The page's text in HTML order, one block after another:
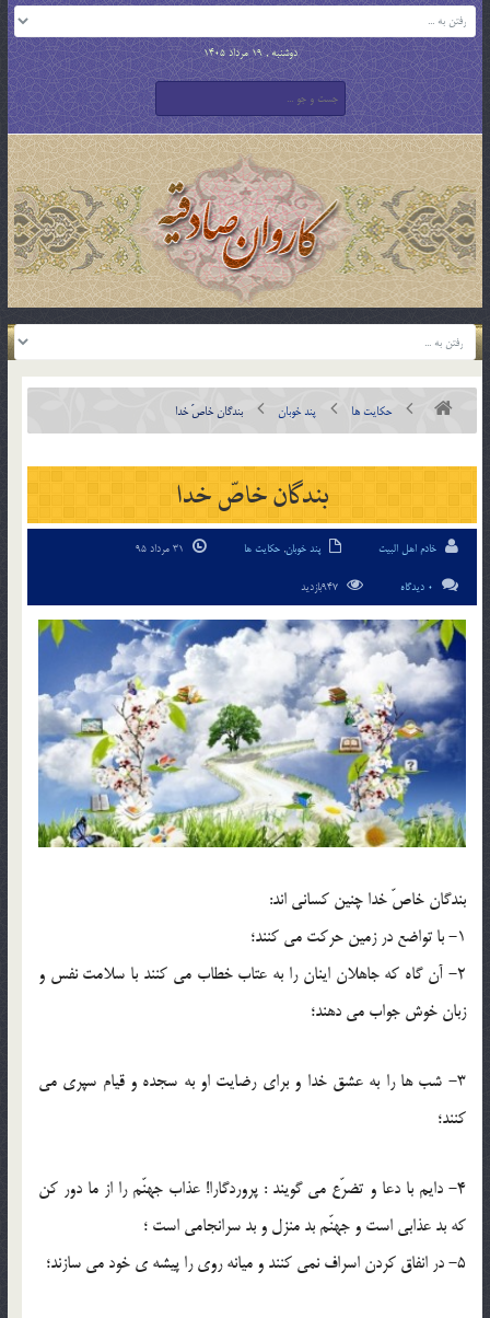
دوشنبه , 19 مرداد 1405
حکایت ها پند خوبان بندگان خاصّ خدا
بندگان خاصّ خدا
خادم اهل البیت پند خوبان, حکایت ها
0 دیدگاه
بندگان خاصّ خدا چنين كسانى اند:
1- با تواضع در زمين حركت مى كنند؛
2- آن گاه كه جاهلان اينان را به عتاب خطاب مى كنند با سلامت نفس و
زبان خوش جواب مى دهند؛
3- شب ها را به عشق خدا و براى رضايت او به سجده و قيام سپرى مى
كنند؛
4- دايم با دعا و تضرّع مى گويند : پروردگارا! عذاب جهنّم را از ما دور كن
كه بد عذابى است و جهنّم بد منزل و بد سرانجامى است ؛
5- در انفاق كردن اسراف نمى كنند و ميانه روى را پيشه ی خود مى سازند؛